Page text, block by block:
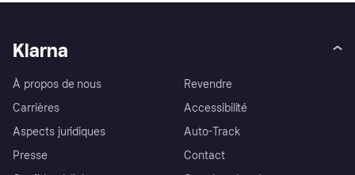
Klarna
À propos de nous
Carrières
Aspects juridiques
Presse
Revendre
Accessibilité
Auto-Track
Contact